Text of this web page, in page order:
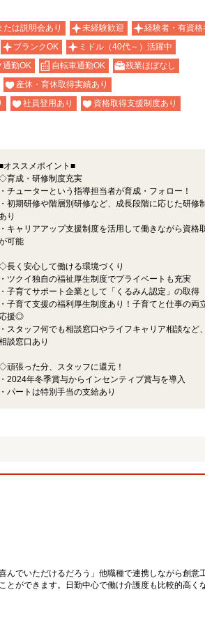
たは説明会あり 未経験歓迎
経験者・有資格
ブランクOK
ミドル（40代～）活躍中
通勤OK 自転車通勤OK
残業ほぼなし
産休・育休取得実績あり
社員登用あり
資格取得支援制度あり
オススメポイント■
育成・研修制度充実
・チューターという指導担当者が育成・フォロー！
・初期研修や階層別研修など、成長段階に応じた研修
り
・キャリアアップ支援制度を活用して働きながら資格
可能
長く安心して働ける環境づくり
・ツクイ独自の福祉厚生制度でプライベートも充実
・子育てサポート企業として「くるみん認定」の取得
・子育て支援の福利厚生制度あり！子育てと仕事の両
応援◎
・スタッフ何でも相談窓口やライフキャリア相談など
談窓口あり
頑張った分、スタッフに還元！
・2024年冬季賞与からインセンティブ賞与を導入
・パートは特別手当の支給あり
んでいただけるだろう」他職種で連携しながら創意
ができます。日勤中心で働け介護度も比較的高く